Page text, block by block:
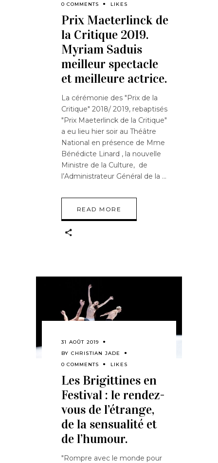
0 COMMENTS
LIKES
Prix Maeterlinck de
la Critique 2019.
Myriam Saduis
meilleur spectacle
et meilleure actrice.
La cérémonie des "Prix de la
Critique" 2018/ 2019, rebaptisés
"Prix Maeterlinck de la Critique"
a eu lieu hier soir au Théâtre
National en présence de Mme
Bénédicte Linard , la nouvelle
Ministre de la Culture, de
l’Administrateur Général de la
READ MORE
31 AOÛT 2019
BY CHRISTIAN JADE
0 COMMENTS
LIKES
Les Brigittines en
Festival : le rendez-
vous de l’étrange,
de la sensualité et
de l’humour.
"Rompre avec le monde pour